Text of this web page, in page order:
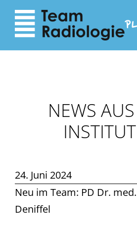
zum
Inhalt
Navigation
NEWS
24. Juni 2024
Neu im Team: PD Dr.
Deniffel